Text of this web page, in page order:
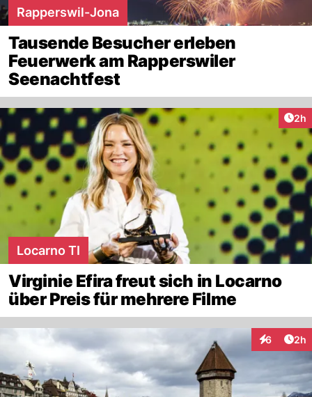
Rapperswil-Jona
Tausende Besucher erleben
Feuerwerk am Rapperswiler
Seenachtfest
2h
Locarno TI
Virginie Efira freut sich in Locarno
über Preis für mehrere Filme
6 2h